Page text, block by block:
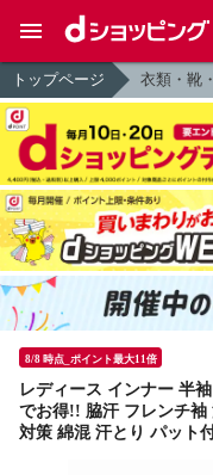
トップページ 衣類・靴
8/8 時点_ポイント最大11倍
レディース インナー 半
でお得!! 脇汗 フレンチ袖
対策 綿混 汗とり パット